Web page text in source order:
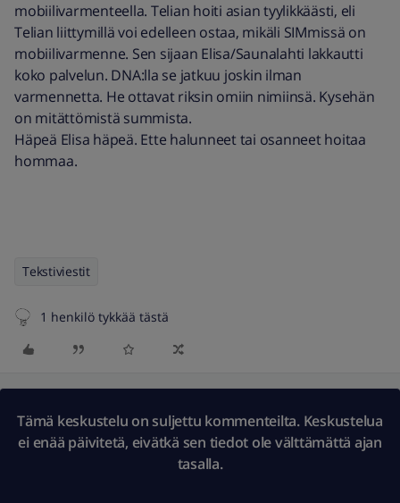
mobiilivarmenteella. Telian hoiti asian tyylikkäästi, eli
Telian liittymillä voi edelleen ostaa, mikäli SIMmissä on
mobiilivarmenne. Sen sijaan Elisa/Saunalahti lakkautti
koko palvelun. DNA:lla se jatkuu joskin ilman
varmennetta. He ottavat riksin omiin nimiinsä. Kysehän
on mitättömistä summista.
Häpeä Elisa häpeä. Ette halunneet tai osanneet hoitaa
hommaa.
Tekstiviestit
1 henkilö tykkää tästä
Tämä keskustelu on suljettu kommenteilta. Keskustelua
ei enää päivitetä, eivätkä sen tiedot ole välttämättä ajan
tasalla.